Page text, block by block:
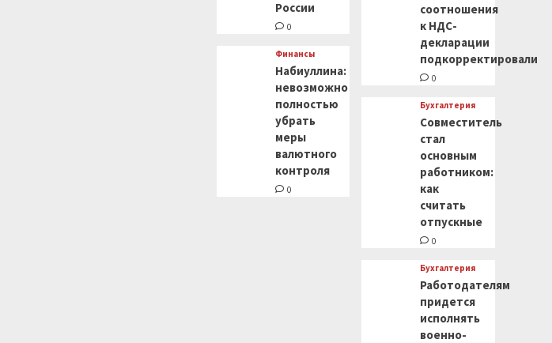
России
0
Финансы
Набиуллина:
невозможно
полностью
убрать
меры
валютного
контроля
0
соотношения
к НДС-
декларации
подкорректировали
0
Бухгалтерия
Совместитель
стал
основным
работником:
как
считать
отпускные
0
Бухгалтерия
Работодателям
придется
исполнять
военно-